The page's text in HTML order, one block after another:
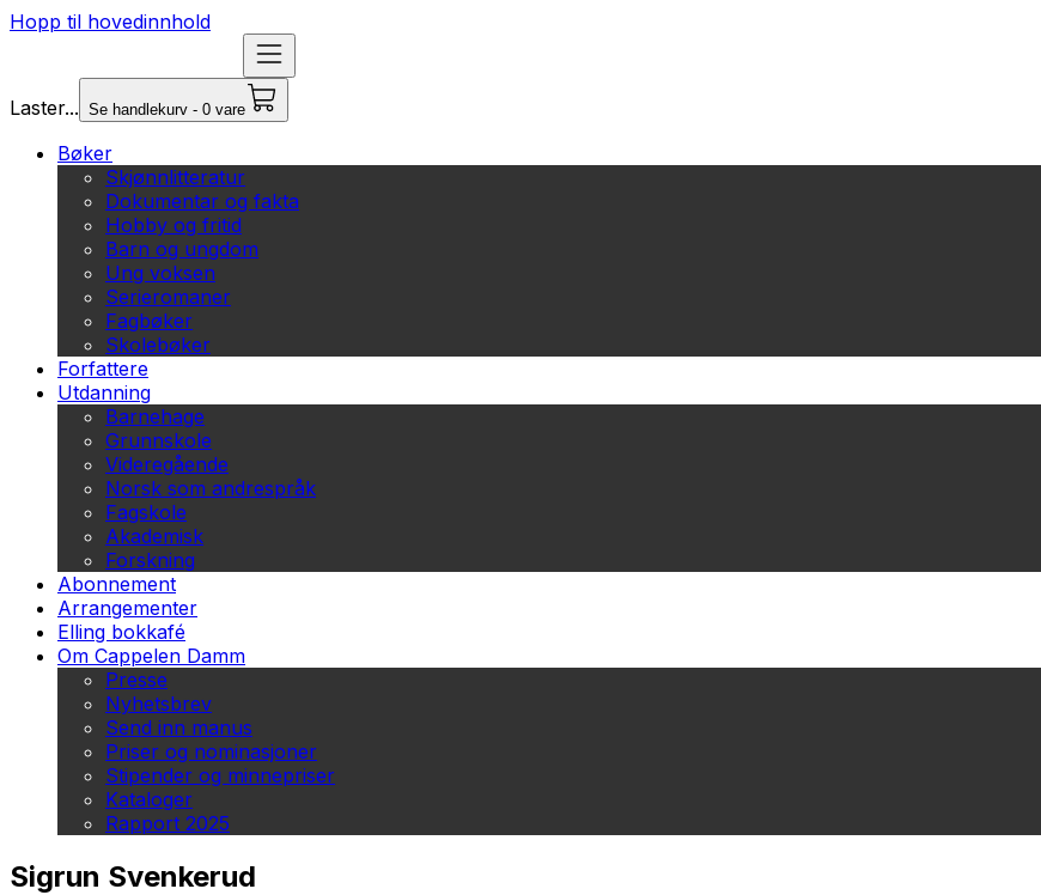
Hopp til hovedinnhold
Laster... Se handlekurv - 0 vare
Bøker
Skjønnlitteratur
Dokumentar og fakta
Hobby og fritid
Barn og ungdom
Ung voksen
Serieromaner
Fagbøker
Skolebøker
Forfattere
Utdanning
Barnehage
Grunnskole
Videregående
Norsk som andrespråk
Fagskole
Akademisk
Forskning
Abonnement
Arrangementer
Elling bokkafé
Om Cappelen Damm
Presse
Nyhetsbrev
Send inn manus
Priser og nominasjoner
Stipender og minnepriser
Kataloger
Rapport 2025
Sigrun Svenkerud